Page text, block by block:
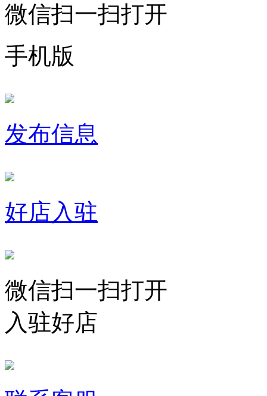
微信扫一扫打开
手机版
发布信息
好店入驻
微信扫一扫打开
入驻好店